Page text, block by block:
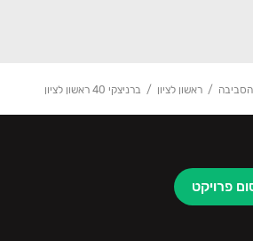
ראשון לציון ברניצקי 40 ראשון לציון
פרויקט